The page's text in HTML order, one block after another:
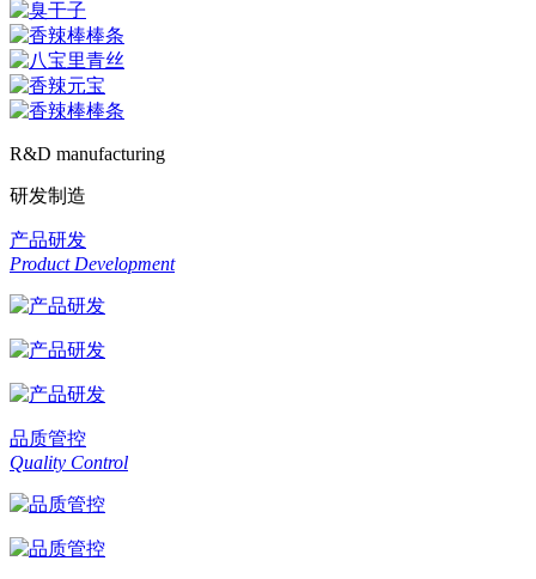
R&D manufacturing
研发制造
产品研发
Product Development
品质管控
Quality Control